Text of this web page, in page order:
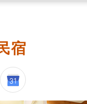
宿